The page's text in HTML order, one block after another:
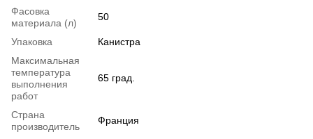
Фасовка
материала (л)
50
Упаковка
Канистра
Максимальная
температура
выполнения
работ
65 град.
Страна
производитель
Франция